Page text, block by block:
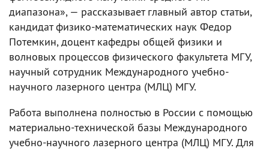
диапазона», — рассказывает главный автор статьи,
кандидат физико-математических наук Федор
Потемкин, доцент кафедры общей физики и
волновых процессов физического факультета МГУ,
научный сотрудник Международного учебно-
научного лазерного центра (МЛЦ) МГУ.
Работа выполнена полностью в России с помощью
материально-технической базы Международного
учебно-научного лазерного центра (МЛЦ) МГУ. Для